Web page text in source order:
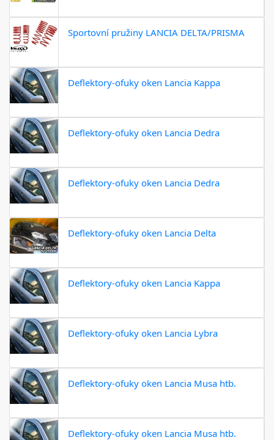
Sportovní pružiny LANCIA DELTA/PRISMA
Deflektory-ofuky oken Lancia Kappa
Deflektory-ofuky oken Lancia Dedra
Deflektory-ofuky oken Lancia Dedra
Deflektory-ofuky oken Lancia Delta
Deflektory-ofuky oken Lancia Kappa
Deflektory-ofuky oken Lancia Lybra
Deflektory-ofuky oken Lancia Musa htb.
Deflektory-ofuky oken Lancia Musa htb.